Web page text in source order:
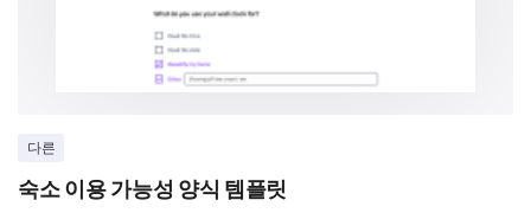
다른
숙소 이용 가능성 양식 템플릿